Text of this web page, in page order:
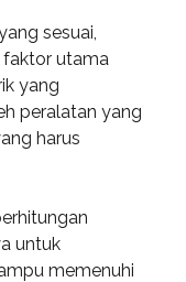
sesuai,
faktor utama
yang
peralatan yang
harus
untuk
memenuhi